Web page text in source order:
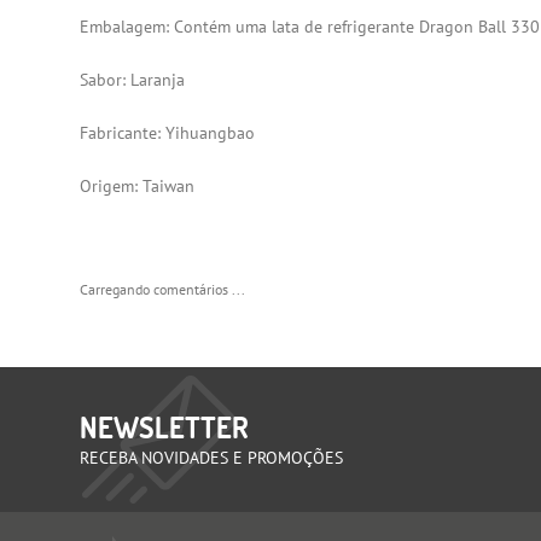
Embalagem: Contém uma lata de refrigerante Dragon Ball
Sabor: Laranja
Fabricante: Yihuangbao
Origem: Taiwan
Carregando comentários ...
NEWSLETTER
RECEBA NOVIDADES E PROMOÇÕES